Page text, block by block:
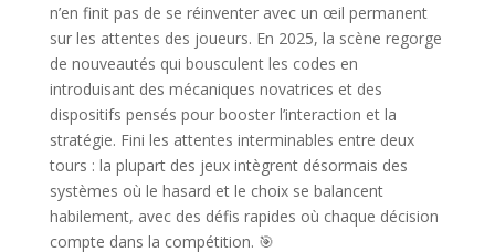
n’en finit pas de se réinventer avec un œil permanent
sur les attentes des joueurs. En 2025, la scène regorge
de nouveautés qui bousculent les codes en
introduisant des mécaniques novatrices et des
dispositifs pensés pour booster l’interaction et la
stratégie. Fini les attentes interminables entre deux
tours : la plupart des jeux intègrent désormais des
systèmes où le hasard et le choix se balancent
habilement, avec des défis rapides où chaque décision
compte dans la compétition. 🎯